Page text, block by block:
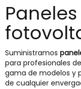
Suministramos
para profesionales
gama de modelos y
de cualquier